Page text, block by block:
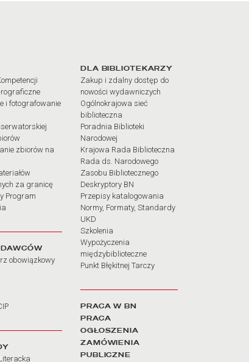
i fotografowanie
zbiorów na
za granicę
Program
obowiązkowy
DLA BIBLIOTEKARZY
Zakup i zdalny dostęp do
nowości wydawniczych
Ogólnokrajowa sieć
biblioteczna
Poradnia Biblioteki
Narodowej
Krajowa Rada Biblioteczna
Rada ds. Narodowego
Zasobu Bibliotecznego
Deskryptory BN
Przepisy katalogowania
Normy, Formaty, Standardy
UKD
Szkolenia
Wypożyczenia
międzybiblioteczne
Punkt Błękitnej Tarczy
PRACA W BN
PRACA
OGŁOSZENIA
ZAMÓWIENIA
PUBLICZNE